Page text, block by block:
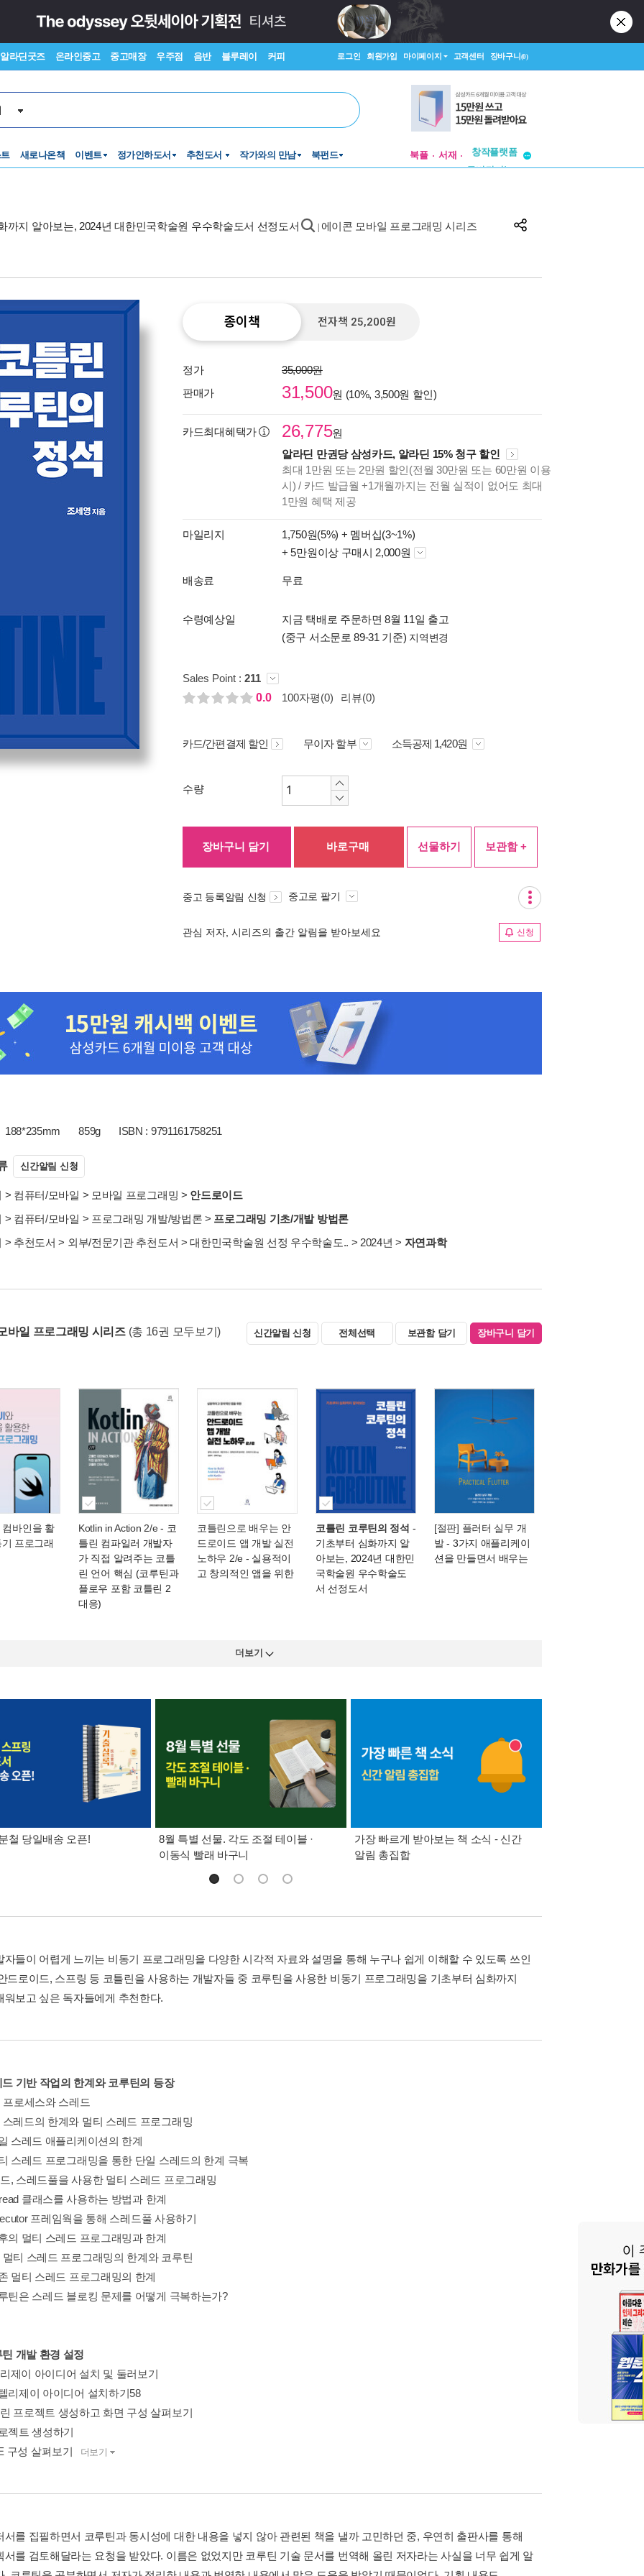
알라딘굿즈 온라인중고 중고매장 우주점 음반 블루레이 커피 로그인 회원가입 마이페이지 고객센터 장바구니(0)
새로나온책 이벤트 정가인하도서 추천도서 작가와의 만남 북펀드 북플 서재
투비컨티뉴드
까지 알아보는, 2024년 대한민국학술원 우수학술도서 선정도서 에이콘 모바일 프로그래밍 시리즈
종이책 전자책 25,200원
정가
35,000원
판매가
31,500원 (10%, 3,500원 할인)
카드최대혜택가 26,775원
알라딘 만권당 삼성카드, 알라딘 15% 청구 할인
최대 1만원 또는 2만원 할인(전월 30만원 또는 60만원 이용
시) / 카드 발급월 +1개월까지는 전월 실적이 없어도 최대
1만원 혜택 제공
마일리지 1,750원(5%) + 멤버십(3~1%)
+ 5만원이상 구매시 2,000원
배송료 무료
수령예상일
지금 택배로 주문하면 8월 11일 출고
(중구 서소문로 89-31 기준) 지역변경
Sales Point : 211
0.0
100자평(0) 리뷰(0)
카드/간편결제 할인 무이자 할부 소득공제 1,420원
수량
장바구니 담기 바로구매 선물하기 보관함 +
중고 등록알림 신청 중고로 팔기
관심 저자, 시리즈의 출간 알림을 받아보세요 신청
188*235mm 859g ISBN : 9791161758251
신간알림 신청
> 컴퓨터/모바일 > 모바일 프로그래밍 > 안드로이드
> 컴퓨터/모바일 > 프로그래밍 개발/방법론 > 프로그래밍 기초/개발 방법론
> 추천도서 > 외부/전문기관 추천도서 >대한민국학술원 선정 우수학술도.. > 2024년 > 자연과학
바일 프로그래밍 시리즈 (총 16권 모두보기) 신간알림 신청 전체선택 보관함 담기 장바구니 담기
컴바인을 활
프로그래
Kotlin in Action 2/e- 코
틀린 컴파일러 개발자
가 직접 알려주는 코틀
린 언어 핵심 (코루틴과
플로우 포함 코틀린 2
대응)
코틀린으로 배우는 안
드로이드 앱 개발 실전
노하우 2/e - 실용적이
고 창의적인 앱을 위한
코틀린 코루틴의 정석 -
기초부터 심화까지 알
아보는, 2024년 대한민
국학술원 우수학술도
서 선정도서
[절판] 플러터 실무 개
발- 3가지 애플리케이
션을 만들면서 배우는
더보기
철 당일배송 오픈!
8월 특별 선물. 각도 조절 테이블 ·
이동식 빨래 바구니
가장 빠르게 받아보는 책 소식 - 신간
알림 총집합
자들이 어렵게 느끼는 비동기 프로그래밍을 다양한 시각적 자료와 설명을 통해 누구나 쉽게 이해할 수 있도록 쓰인
드로이드, 스프링 등 코틀린을 사용하는 개발자들 중 코루틴을 사용한 비동기 프로그래밍을 기초부터 심화까지
워보고 싶은 독자들에게 추천한다.
기반 작업의 한계와 코루틴의 등장
프로세스와 스레드
스레드의 한계와 멀티 스레드 프로그래밍
스레드 애플리케이션의 한계
스레드 프로그래밍을 통한 단일 스레드의 한계 극복
, 스레드풀을 사용한 멀티 스레드 프로그래밍
클래스를 사용하는 방법과 한계
프레임웍을 통해 스레드풀 사용하기
의 멀티 스레드 프로그래밍과 한계
멀티 스레드 프로그래밍의 한계와 코루틴
멀티 스레드 프로그래밍의 한계
틴은 스레드 블로킹 문제를 어떻게 극복하는가?
개발 환경 설정
제이 아이디어 설치 및 둘러보기
리제이 아이디어 설치하기58
프로젝트 생성하고 화면 구성 살펴보기
젝트 생성하기
구성 살펴보기
더보기
서를 집필하면서 코루틴과 동시성에 대한 내용을 넣지 않아 관련된 책을 낼까 고민하던 중, 우연히 출판사를 통해
서를 검토해달라는 요청을 받았다. 이름은 없었지만 코루틴 기술 문서를 번역해 올린 저자라는 사실을 너무 쉽게 알